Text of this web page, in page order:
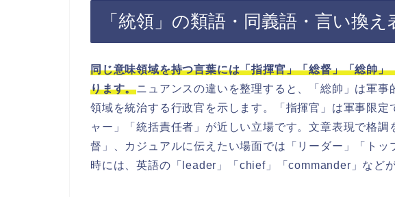
「統領」の類語・同義語・言い換え
同じ意味領域を持つ言葉には「指揮官」「総督」「総帥
ります。ニュアンスの違いを整理すると、「総帥」は軍
領域を統治する行政官を示します。「指揮官」は軍事限定
ャー」「統括責任者」が近しい立場です。文章表現で格
督」、カジュアルに伝えたい場面では「リーダー」「トッ
時には、英語の「leader」「chief」「commander」など